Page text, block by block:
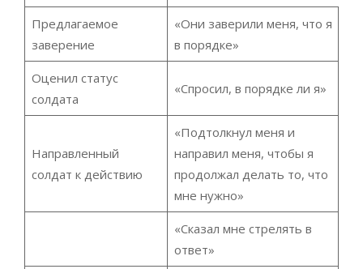
Предлагаемое
заверение
«Они заверили меня, что я
в порядке»
Оценил статус
солдата
«Спросил, в порядке ли я»
Направленный
солдат к действию
«Подтолкнул меня и
направил меня, чтобы я
продолжал делать то, что
мне нужно»
«Сказал мне стрелять в
ответ»